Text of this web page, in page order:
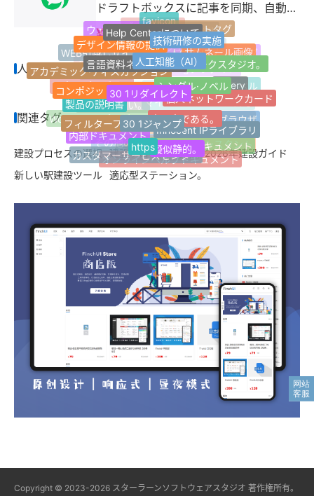
ドラフトボックスに記事を同期、自動返
信などの機能）
¥2,994
人気のハッシュタグ
Z-blogPHP
FinchUI
ウェブサイトナビゲーション
1ページのウェブサイト
Z-Blogプラグイン
マイクロパブリック番号
開発サービスの開発
カスタムサービス
応答性が高い。
適応する。
Jquery
ブログサイト最新のラベル
人気のハッシュタグ
ランダムラベル
Tag Archives for
AIライティングアシスタント
記事複数選択分類
その他の分類
Word Pressプラグイン
顧客用プラグイン
WEB引越しサイト
ウェブサイト情報
favicon
ウェブサイトタグ
サムネール画像
jQuery
Safariブラウザ
オープン·ドキュメント
オンラインヘルプドキュメント
カスタマーサービスセンター
内部ドキュメント
製品の説明書
アカデミック·ディスカッション
デザイン情報の提供
Help Centerについて
技術研修の実施
ネットワークスタジオ。
個人ネットワークカード
Innocent IPライブラリ
擬似静的。
https
フィルターフィルターは
コンポジットネットワーク
言語資料ネットワーク
人工知能（AI）
シングル·ノベル
良い本である。
30 1ジャンプ
30 1リダイレクト
関連タグ
建設プロセスの選択 建設プロセスの比較
2026年建設ガイド
新しい駅建設ツール 適応型ステーション。
Copyright © 2023-2026 スターラーンソフトウェアスタジオ 著作権所有。